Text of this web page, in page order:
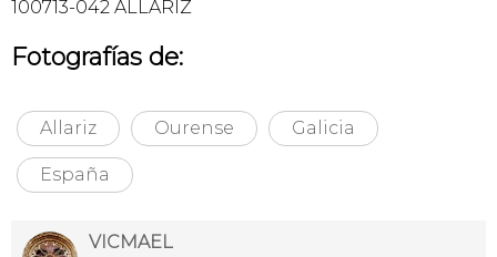
100713-042 ALLARIZ
Fotografías de:
Allariz Ourense Galicia
España
VICMAEL